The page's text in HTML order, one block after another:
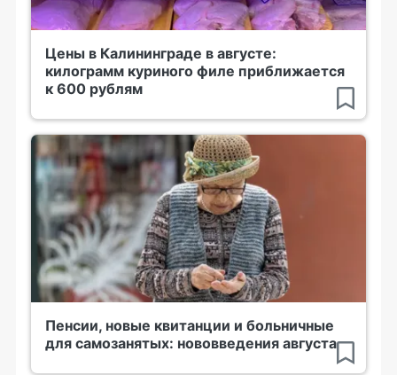
Цены в Калининграде в августе:
килограмм куриного филе приближается
к 600 рублям
Пенсии, новые квитанции и больничные
для самозанятых: нововведения августа